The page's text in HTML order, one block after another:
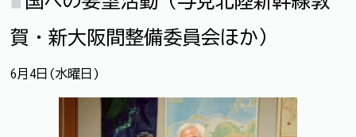
賀・新大阪間整備委員会ほか）
6月4日(水曜日)